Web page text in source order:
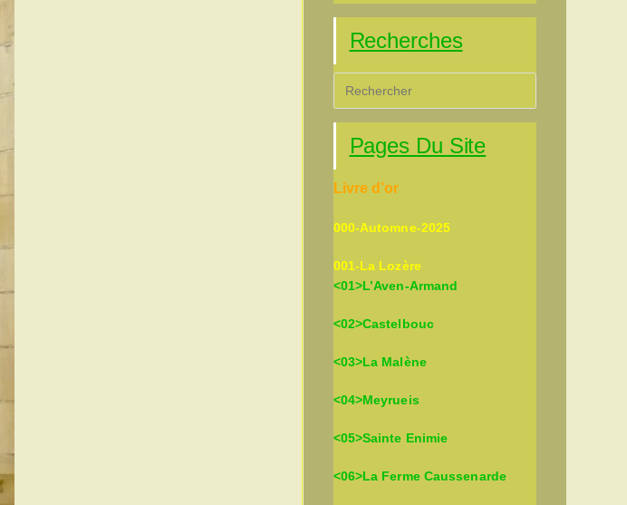
Recherches
Escape
Pages Du Site
Livre d’or
000-Automne-2025
001-La Lozère
<01>L’Aven-Armand
<02>Castelbouc
<03>La Malène
<04>Meyrueis
<05>Sainte Enimie
<06>La Ferme Caussenarde